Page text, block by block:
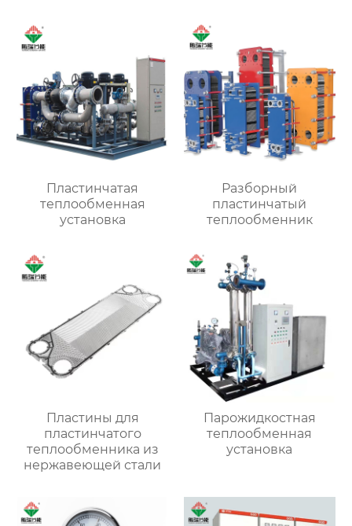
Пластинчатая
теплообменная
установка
Разборный
пластинчатый
теплообменник
Пластины для
пластинчатого
теплообменника из
нержавеющей стали
Парожидкостная
теплообменная
установка